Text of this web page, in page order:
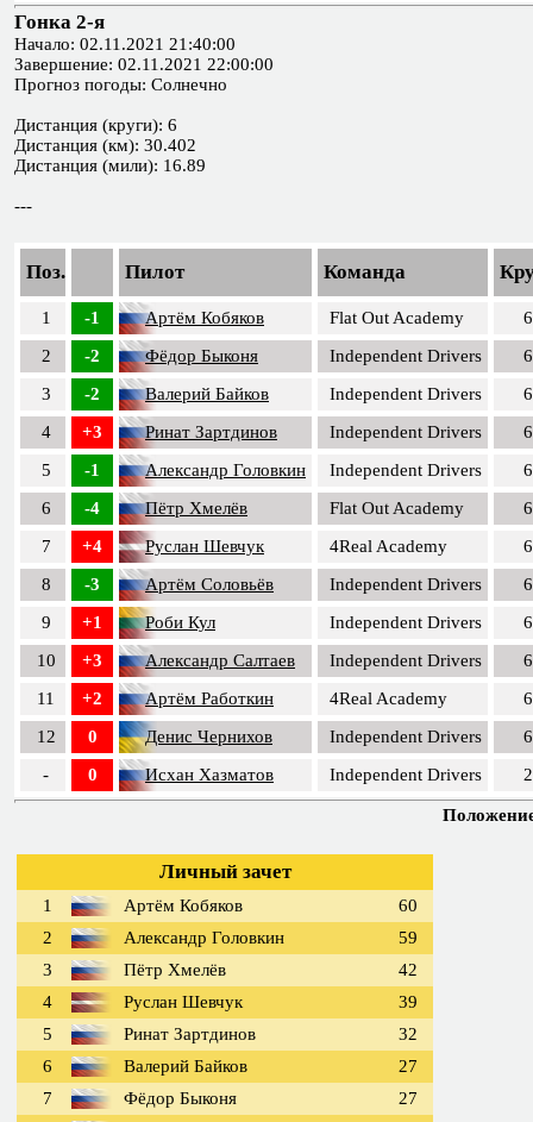
Гонка 2-я
Начало: 02.11.2021 21:40:00
Завершение: 02.11.2021 22:00:00
Прогноз погоды: Солнечно
Дистанция (круги): 6
Дистанция (км): 30.402
Дистанция (мили): 16.89
---
Поз. Пилот Команда
1 -1 Артём Кобяков Flat Out Academy
6
2
-2 Фёдор Быконя Independent Drivers
6
3
-2 Валерий Байков Independent Drivers
6
4
+3 Ринат Зартдинов Independent Drivers
6
5
-1 Александр Головкин Independent Drivers
6
6
-4 Пётр Хмелёв Flat Out Academy
6
7
+4 Руслан Шевчук 4Real Academy
6
8
-3 Артём Соловьёв Independent Drivers
6
9
+1 Роби Кул Independent Drivers
6
10
+3 Александр Салтаев Independent Drivers
6
11
+2 Артём Работкин 4Real Academy
6
12
0 Денис Чернихов Independent Drivers
6
-
0 Исхан Хазматов Independent Drivers 2
Положение
Личный зачет
1 Артём Кобяков
60
2
Александр Головкин
59
3
Пётр Хмелёв
42
4
Руслан Шевчук
39
5
Ринат Зартдинов
32
6
Валерий Байков
27
7
Фёдор Быконя
27